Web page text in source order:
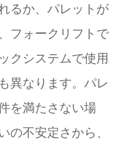
るか、パレットが
フォークリフトで
クシステムで使用
異なります。パレ
を満たさない場
の不安定さから、